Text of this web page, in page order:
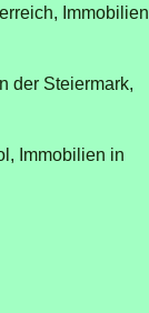
Immobilien
der Steiermark,
Immobilien in